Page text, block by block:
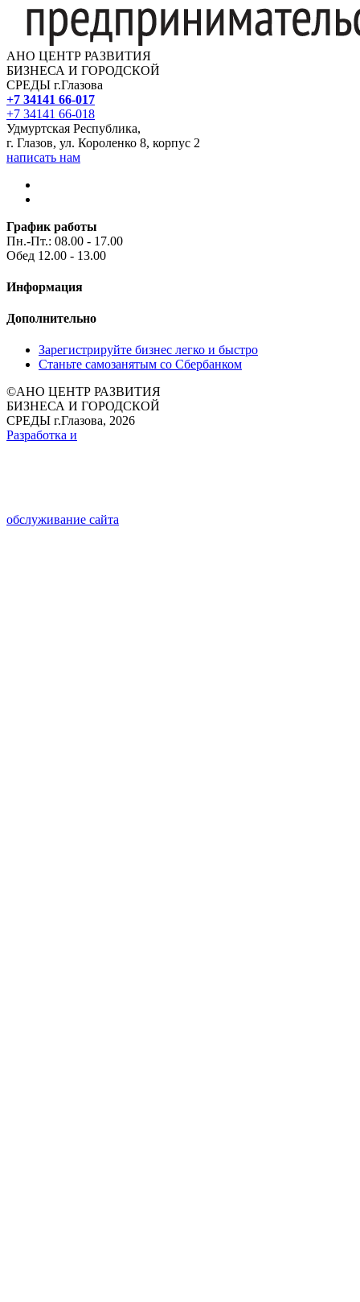
АНО ЦЕНТР РАЗВИТИЯ
БИЗНЕСА И ГОРОДСКОЙ
СРЕДЫ г.Глазова
+7 34141 66-017
+7 34141 66-018
Удмуртская Республика,
г. Глазов, ул. Короленко 8, корпус 2
написать нам
График работы
Пн.-Пт.: 08.00 - 17.00
Обед 12.00 - 13.00
Информация
Дополнительно
Зарегистрируйте бизнес легко и быстро
Станьте самозанятым со Сбербанком
©АНО ЦЕНТР РАЗВИТИЯ
БИЗНЕСА И ГОРОДСКОЙ
СРЕДЫ г.Глазова, 2026
Разработка и
обслуживание сайта